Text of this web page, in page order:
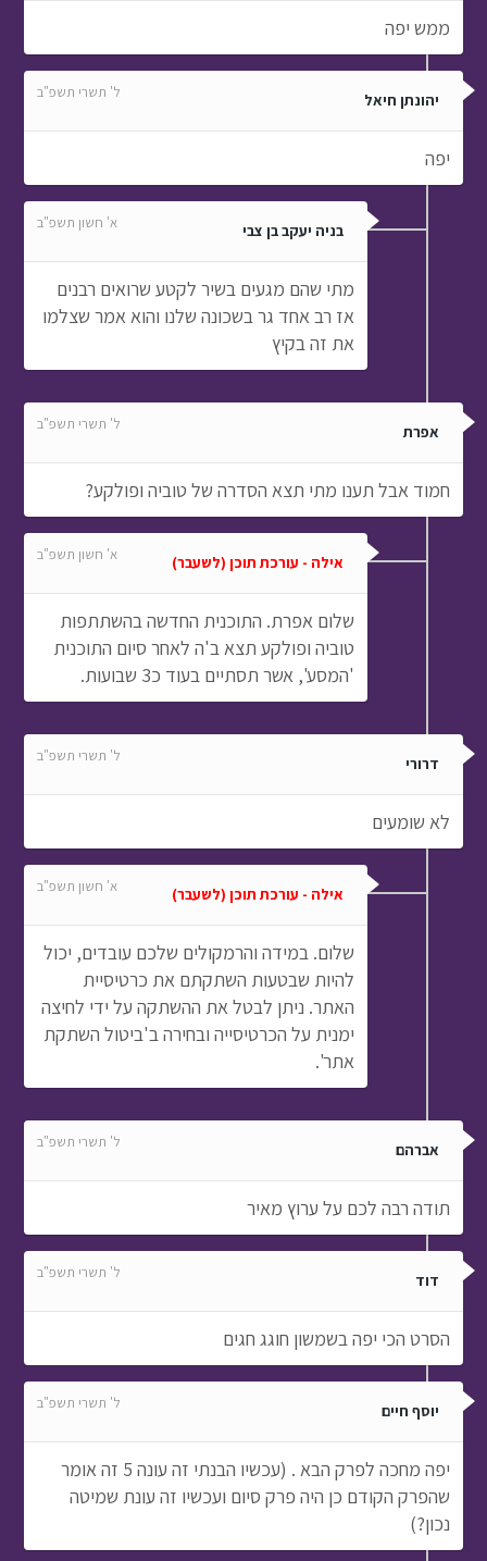
ממש יפה
יהונתן חיאל ל' תשרי תשפ"ב
יפה
בניה יעקב בן צבי א' חשון תשפ"ב
מתי שהם מגעים בשיר לקטע שרואים רבנים
אז רב אחד גר בשכונה שלנו והוא אמר שצלמו
את זה בקיץ
אפרת ל' תשרי תשפ"ב
חמוד אבל תענו מתי תצא הסדרה של טוביה ופולקע?
אילה - עורכת תוכן (לשעבר) א' חשון תשפ"ב
שלום אפרת. התוכנית החדשה בהשתתפות
טוביה ופולקע תצא ב'ה לאחר סיום התוכנית
'המסע', אשר תסתיים בעוד כ3 שבועות.
דרורי ל' תשרי תשפ"ב
לא שומעים
אילה - עורכת תוכן (לשעבר) א' חשון תשפ"ב
שלום. במידה והרמקולים שלכם עובדים, יכול
להיות שבטעות השתקתם את כרטיסיית
האתר. ניתן לבטל את ההשתקה על ידי לחיצה
ימנית על הכרטיסייה ובחירה ב'ביטול השתקת
אתר'.
אברהם ל' תשרי תשפ"ב
תודה רבה לכם על ערוץ מאיר
דוד ל' תשרי תשפ"ב
הסרט הכי יפה בשמשון חוגג חגים
יוסף חיים ל' תשרי תשפ"ב
יפה מחכה לפרק הבא . (עכשיו הבנתי זה עונה 5 זה אומר
שהפרק הקודם כן היה פרק סיום ועכשיו זה עונת שמיטה
נכון?)